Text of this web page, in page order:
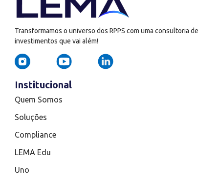
Transformamos o universo dos RPPS com uma consultoria de
investimentos que vai além!
Institucional
Quem Somos
Soluções
Compliance
LEMA Edu
Uno